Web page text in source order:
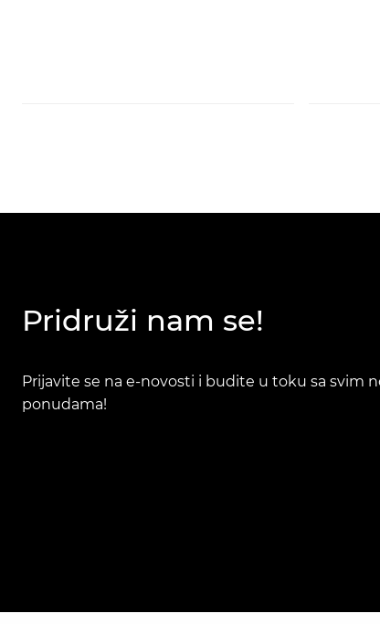
Pridruži nam se!
Prijavite se na e-novosti i budite u toku sa svim
ponudama!